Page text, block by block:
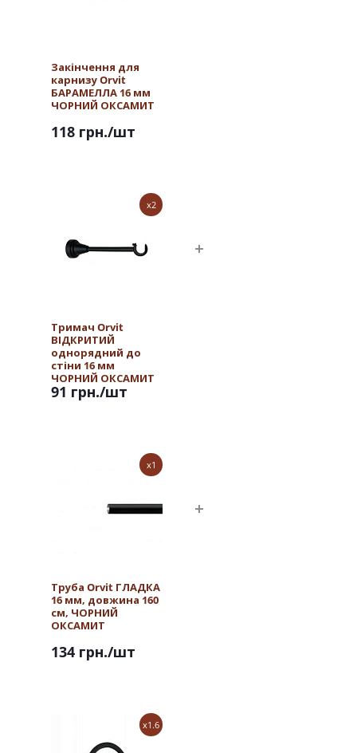
Закінчення для
карнизу Orvit
БАРАМЕЛЛА 16 мм
ЧОРНИЙ ОКСАМИТ
118 грн./шт
x2
Тримач Orvit
ВІДКРИТИЙ
однорядний до
стіни 16 мм
ЧОРНИЙ ОКСАМИТ
91 грн./шт
x1
Труба Orvit ГЛАДКА
16 мм, довжина 160
см, ЧОРНИЙ
ОКСАМИТ
134 грн./шт
x1.6